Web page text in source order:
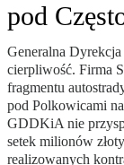
pod
Generalna
cierpliwość. Firma
fragmentu
pod Polkowicami
GDDKiA nie
setek milionów
realizowanych